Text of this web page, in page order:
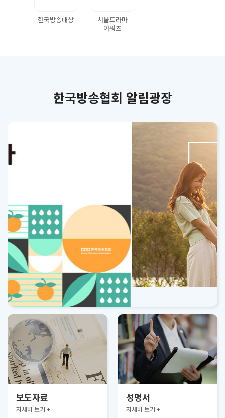
한국방송대상
서울드라마
어워즈
한국방송협회 알림광장
보도자료
자세히 보기 +
성명서
자세히 보기 +